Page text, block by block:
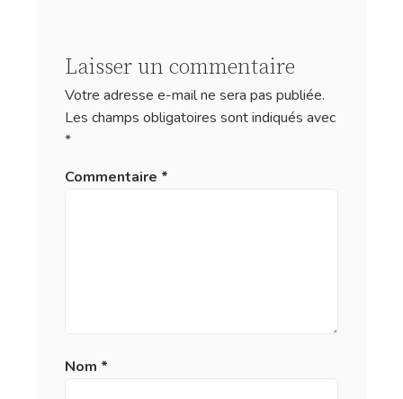
Laisser un commentaire
Votre adresse e-mail ne sera pas publiée.
Les champs obligatoires sont indiqués avec
*
Commentaire *
Nom *